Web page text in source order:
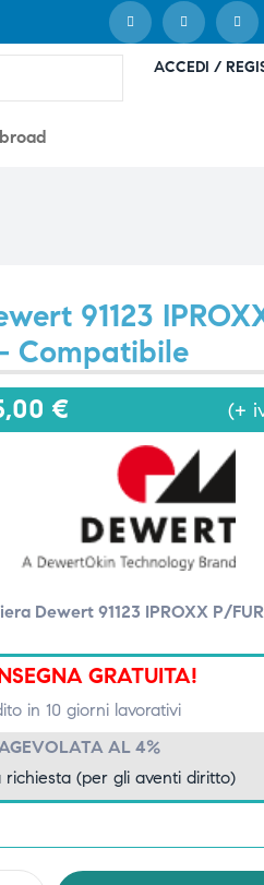
ACCEDI /
91123
Compatibile
€ (+
Dewert 91123 IPROXX P/
GRATUITA!
in 10 giorni lavorativi
AL 4%
richiesta (per gli aventi diritto)